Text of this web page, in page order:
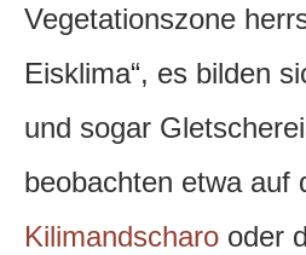
Vegetationszone
Eisklima“, es bilden
und sogar
beobachten etwa auf
Kilimandscharo oder